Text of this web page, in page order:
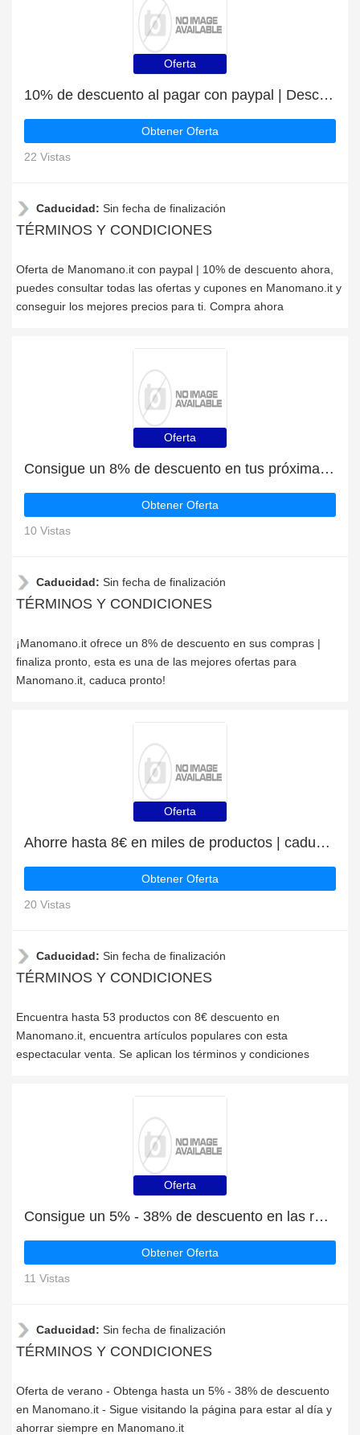
Oferta
10% de descuento al pagar con paypal | Descuento para Manomano.it
Obtener Oferta
22 Vistas
Caducidad: Sin fecha de finalización
TÉRMINOS Y CONDICIONES
Oferta de Manomano.it con paypal | 10% de descuento ahora,
puedes consultar todas las ofertas y cupones en Manomano.it y
conseguir los mejores precios para ti. Compra ahora
Oferta
Consigue un 8% de descuento en tus próximas compras en Manomano.it
Obtener Oferta
10 Vistas
Caducidad: Sin fecha de finalización
TÉRMINOS Y CONDICIONES
¡Manomano.it ofrece un 8% de descuento en sus compras |
finaliza pronto, esta es una de las mejores ofertas para
Manomano.it, caduca pronto!
Oferta
Ahorre hasta 8€ en miles de productos | caduca pronto
Obtener Oferta
20 Vistas
Caducidad: Sin fecha de finalización
TÉRMINOS Y CONDICIONES
Encuentra hasta 53 productos con 8€ descuento en
Manomano.it, encuentra artículos populares con esta
espectacular venta. Se aplican los términos y condiciones
Oferta
Consigue un 5% - 38% de descuento en las rebajas de verano en Manomano.it
Obtener Oferta
11 Vistas
Caducidad: Sin fecha de finalización
TÉRMINOS Y CONDICIONES
Oferta de verano - Obtenga hasta un 5% - 38% de descuento
en Manomano.it - Sigue visitando la página para estar al día y
ahorrar siempre en Manomano.it